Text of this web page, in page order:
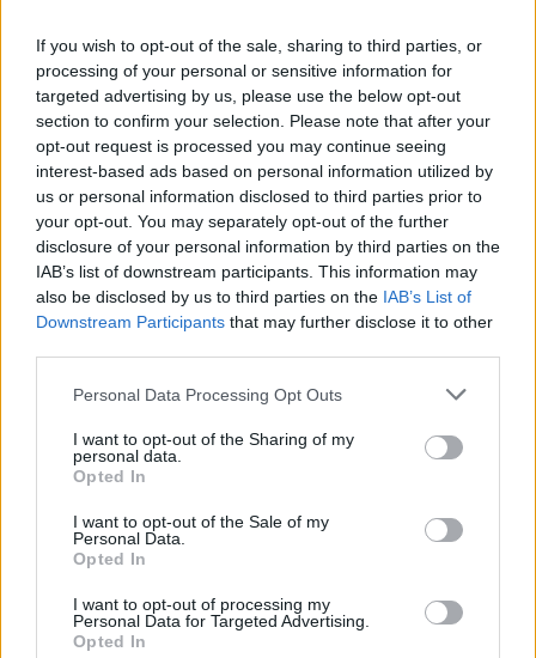
If you wish to opt-out of the sale, sharing to third parties, or
processing of your personal or sensitive information for
targeted advertising by us, please use the below opt-out
section to confirm your selection. Please note that after your
opt-out request is processed you may continue seeing
interest-based ads based on personal information utilized by
us or personal information disclosed to third parties prior to
your opt-out. You may separately opt-out of the further
disclosure of your personal information by third parties on the
IAB’s list of downstream participants. This information may
also be disclosed by us to third parties on the IAB’s List of
Downstream Participants that may further disclose it to other
Personal Data Processing Opt Outs
I want to opt-out of the Sharing of my
personal data.
Opted In
I want to opt-out of the Sale of my
Personal Data.
Opted In
I want to opt-out of processing my
Personal Data for Targeted Advertising.
Opted In
minutos) da Feira das Colheitas custa €20.550
7/08/2026